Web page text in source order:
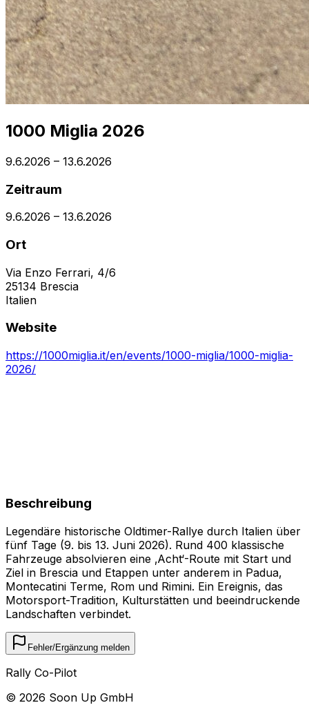
1000 Miglia 2026
9.6.2026 – 13.6.2026
Zeitraum
9.6.2026 – 13.6.2026
Ort
Via Enzo Ferrari, 4/6
25134 Brescia
Italien
Website
https://1000miglia.it/en/events/1000-miglia/1000-miglia-
2026/
Beschreibung
Legendäre historische Oldtimer-Rallye durch Italien über
fünf Tage (9. bis 13. Juni 2026). Rund 400 klassische
Fahrzeuge absolvieren eine ‚Acht‘-Route mit Start und
Ziel in Brescia und Etappen unter anderem in Padua,
Montecatini Terme, Rom und Rimini. Ein Ereignis, das
Motorsport-Tradition, Kulturstätten und beeindruckende
Landschaften verbindet.
Fehler/Ergänzung melden
Rally Co-Pilot
© 2026 Soon Up GmbH